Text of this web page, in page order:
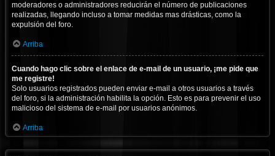
moderadores o administradores reducirán el número de publicaciones
realizadas, llegando incluso a tomar medidas mas drásticas, como la
expulsión del foro.
Arriba
Cuando hago clic sobre el enlace de e-mail de un usuario, ¡me pide que
me registre!
Solo usuarios registrados pueden enviar e-mail a otros usuarios a través
del foro, si la administración habilita la opción. Esto es para prevenir el uso
malicioso del sistema de e-mail por usuarios anónimos.
Arriba